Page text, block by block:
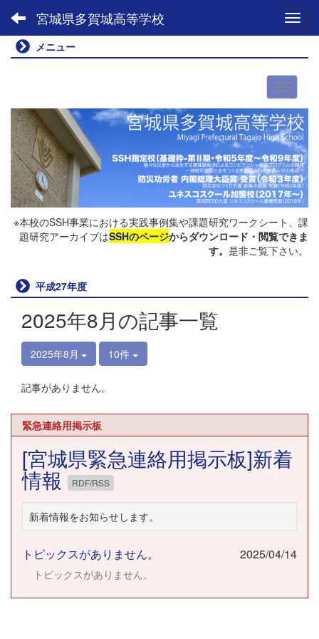
宮城県多賀城高等学校
メニュー
※本校のSSH事業における実践事例集や課題研究ワークシート、課
題研究アーカイブはSSHのページからダウンロード・閲覧できま
す。 是非ご覧下さい。
平成27年度
2025年8月の記事一覧
2025年8月 10件
記事がありません。
緊急連絡用掲示板
[宮城県緊急連絡用掲示板]新着
情報 RDF/RSS
新着情報をお知らせします。
トピックスがありません。 2025/04/14
トピックスがありません。